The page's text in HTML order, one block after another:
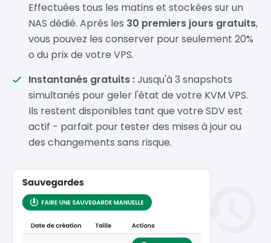
Effectuées tous les matins et stockées sur un
NAS dédié. Après les 30 premiers jours gratuits,
vous pouvez les conserver pour seulement 20%
o du prix de votre VPS.
Instantanés gratuits :Jusqu'à 3 snapshots
simultanés pour geler l'état de votre KVM VPS.
Ils restent disponibles tant que votre SDV est
actif - parfait pour tester des mises à jour ou
des changements sans risque.